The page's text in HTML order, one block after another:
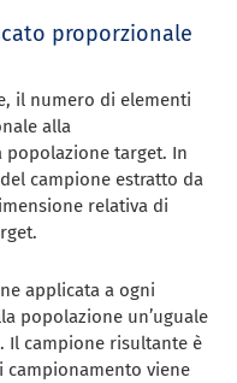
proporzionale
il numero di elementi
alla
popolazione target. In
campione estratto da
relativa di
applicata a ogni
popolazione un’uguale
Il campione risultante è
campionamento viene